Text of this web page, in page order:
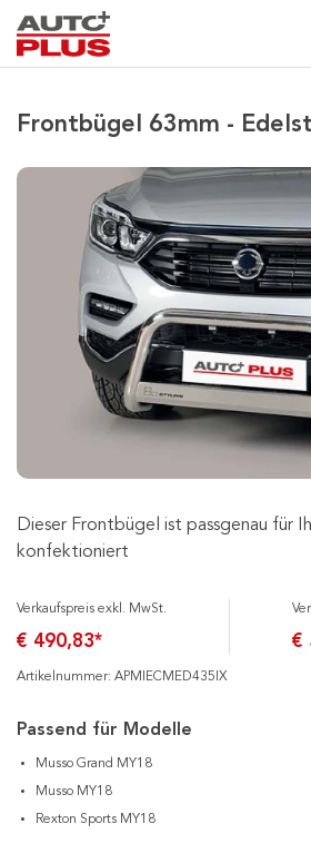
Frontbügel 63mm -
Dieser Frontbügel ist passgenau für
konfektioniert
Verkaufspreis exkl. MwSt.
€ 490,83* €
Artikelnummer: APMIECMED435IX
Passend für Modelle
Musso Grand MY18
Musso MY18
Rexton Sports MY18